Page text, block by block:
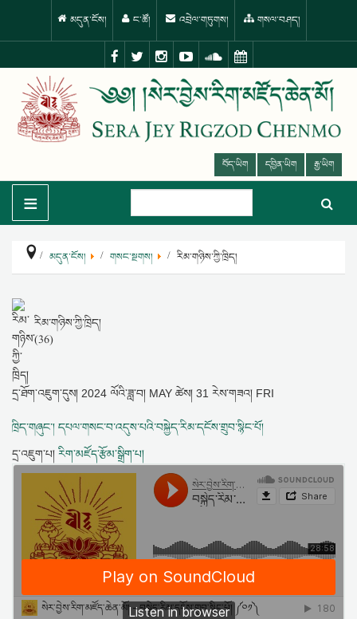
མདུན་ངོས། ང་ཚོ། འབྲེལ་གཏུགས། གསལ་བཤད།
བོད་ཡིག དབྱིན་ཡིག རྒྱ་ཡིག
≡
མདུན་ངོས། གསང་སྔགས། རིམ་གཉིས་ཀྱི་ཁྲིད།
རིམ་གཉིས་ཀྱི་ཁྲིད།
(36)
དྲ་ཐོག་འཇུག་དུས། 2024 ལོའི་ཟླ་བ། MAY ཚེས། 31 རེས་གཟའ། FRI
ཁྲིད་གཞུང་། དཔལ་གསང་བ་འདུས་པའི་བསྐྱེད་རིམ་དངོས་གྲུབ་སྙིང་པོ།
དྲ་འཇུག་པ། རིག་མཛོད་རྩོམ་སྒྲིག་པ།